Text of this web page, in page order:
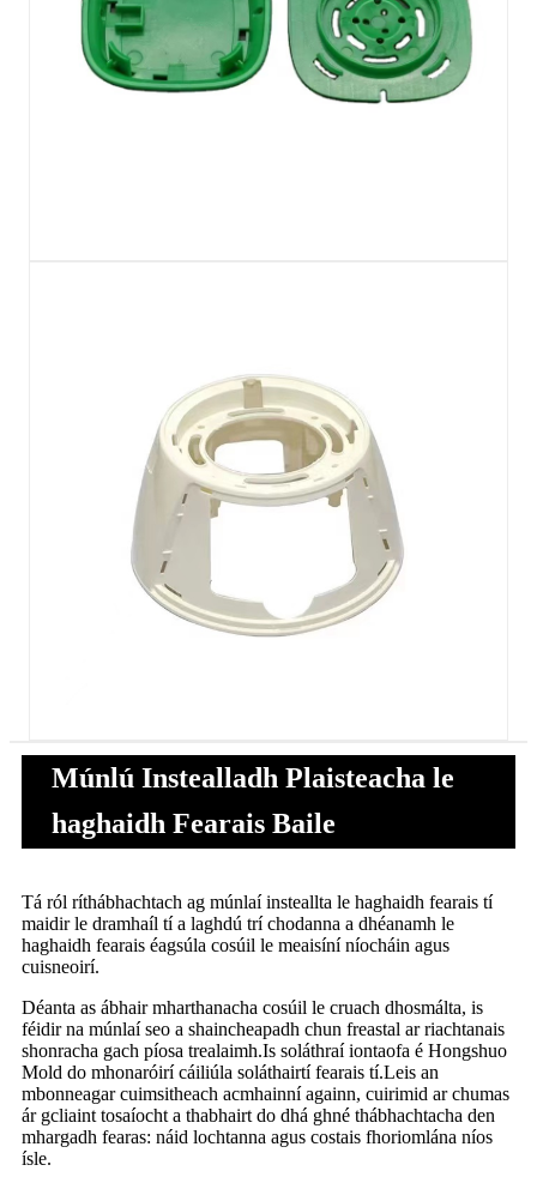
Múnlú Instealladh Plaisteacha le
haghaidh Fearais Baile
Tá ról ríthábhachtach ag múnlaí insteallta le haghaidh fearais tí
maidir le dramhaíl tí a laghdú trí chodanna a dhéanamh le
haghaidh fearais éagsúla cosúil le meaisíní níocháin agus
cuisneoirí.
Déanta as ábhair mharthanacha cosúil le cruach dhosmálta, is
féidir na múnlaí seo a shaincheapadh chun freastal ar riachtanais
shonracha gach píosa trealaimh.Is soláthraí iontaofa é Hongshuo
Mold do mhonaróirí cáiliúla soláthairtí fearais tí.Leis an
mbonneagar cuimsitheach acmhainní againn, cuirimid ar chumas
ár gcliaint tosaíocht a thabhairt do dhá ghné thábhachtacha den
mhargadh fearas: náid lochtanna agus costais fhoriomlána níos
ísle.